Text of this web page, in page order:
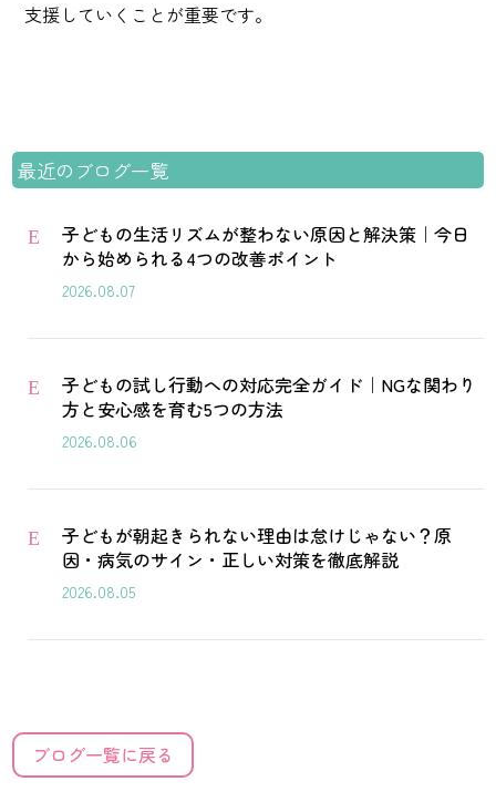
支援していくことが重要です。
最近のブログ一覧
E
子どもの生活リズムが整わない原因と解決策｜今日
から始められる4つの改善ポイント
2026.08.07
E
子どもの試し行動への対応完全ガイド｜NGな関わり
方と安心感を育む5つの方法
2026.08.06
E
子どもが朝起きられない理由は怠けじゃない？原
因・病気のサイン・正しい対策を徹底解説
2026.08.05
ブログ一覧に戻る